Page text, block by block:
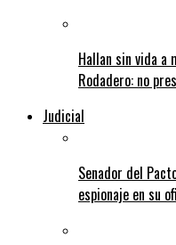
Hallan sin vida a
Rodadero: no
Judicial
Senador del
espionaje en su